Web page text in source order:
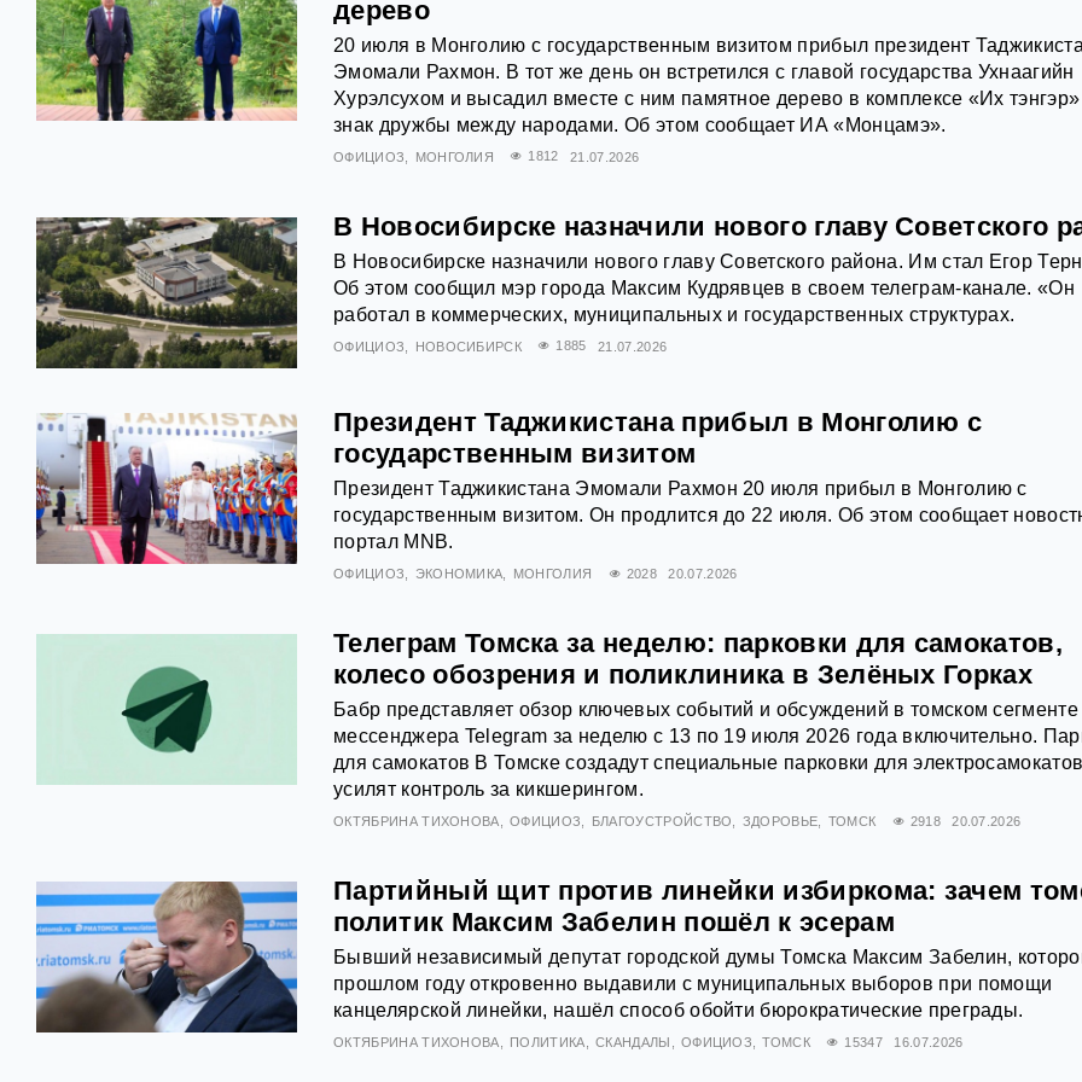
дерево
20 июля в Монголию с государственным визитом прибыл президент
Эмомали Рахмон. В тот же день он встретился с главой государства Ухнаагийн
Хурэлсухом и высадил вместе с ним памятное дерево в комплексе «Их
знак дружбы между народами. Об этом сообщает ИА «Монцамэ».
ОФИЦИОЗ МОНГОЛИЯ 1812 21.07.2026
В Новосибирске назначили нового главу Советского
В Новосибирске назначили нового главу Советского района. Им стал Егор
Об этом сообщил мэр города Максим Кудрявцев в своем телеграм-канале. «Он
работал в коммерческих, муниципальных и государственных структурах.
ОФИЦИОЗ НОВОСИБИРСК 1885 21.07.2026
Президент Таджикистана прибыл в Монголию с
государственным визитом
Президент Таджикистана Эмомали Рахмон 20 июля прибыл в Монголию с
государственным визитом. Он продлится до 22 июля. Об этом сообщает
портал MNB.
ОФИЦИОЗ ЭКОНОМИКА МОНГОЛИЯ 2028 20.07.2026
Телеграм Томска за неделю: парковки для самокатов,
колесо обозрения и поликлиника в Зелёных Горках
Бабр представляет обзор ключевых событий и обсуждений в томском сегменте
мессенджера Telegram за неделю с 13 по 19 июля 2026 года включительно.
для самокатов В Томске создадут специальные парковки для
усилят контроль за кикшерингом.
ОКТЯБРИНА ТИХОНОВА ОФИЦИОЗ БЛАГОУСТРОЙСТВО ЗДОРОВЬЕ ТОМСК 2918 20.07.2026
Партийный щит против линейки избиркома: зачем
политик Максим Забелин пошёл к эсерам
Бывший независимый депутат городской думы Томска Максим Забелин,
прошлом году откровенно выдавили с муниципальных выборов при помощи
канцелярской линейки, нашёл способ обойти бюрократические преграды.
ОКТЯБРИНА ТИХОНОВА ПОЛИТИКА СКАНДАЛЫ ОФИЦИОЗ ТОМСК 15347 16.07.2026